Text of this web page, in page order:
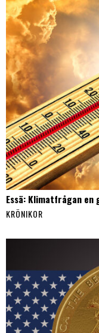
Essä: Klimatfrågan en
KRÖNIKOR